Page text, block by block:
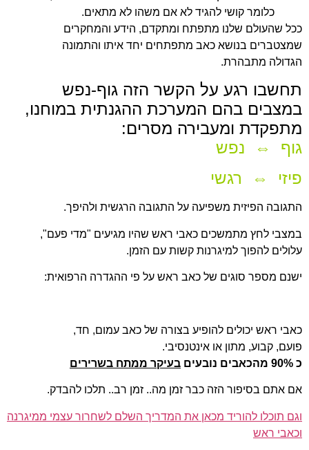
כלומר קושי להגיד לא אם משהו לא מתאים.
ככל שהעולם שלנו מתפתח ומתקדם, הידע והמחקרים
שמצטברים בנושא כאב מתפתחים יחד איתו והתמונה
הגדולה מתבהרת.
תחשבו רגע על הקשר הזה גוף-נפש
במצבים בהם המערכת ההגנתית במוחנו,
מתפקדת ומעבירה מסרים:
גוף ⇔ נפש
פיזי ⇔ רגשי
התגובה הפיזית משפיעה על התגובה הרגשית ולהיפך.
במצבי לחץ מתמשכים כאבי ראש שהיו מגיעים "מדי פעם",
עלולים להפוך למיגרנות קשות עם הזמן.
ישנם מספר סוגים של כאב ראש על פי ההגדרה הרפואית:
כאבי ראש יכולים להופיע בצורה של כאב עמום, חד,
פועם, קבוע, מתון או אינטנסיבי.
כ 90% מהכאבים נובעים
בעיקר ממתח בשרירים
אם אתם בסיפור הזה כבר זמן מה.. זמן רב.. תלכו להבדק.
וגם תוכלו להוריד מכאן את המדריך השלם לשחרור עצמי ממיגרנה
וכאבי ראש